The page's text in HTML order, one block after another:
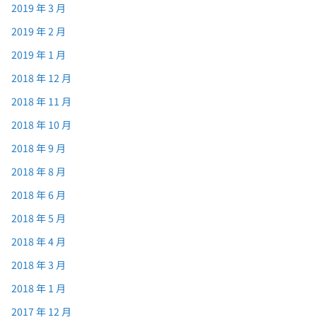
2019 年 3 月
2019 年 2 月
2019 年 1 月
2018 年 12 月
2018 年 11 月
2018 年 10 月
2018 年 9 月
2018 年 8 月
2018 年 6 月
2018 年 5 月
2018 年 4 月
2018 年 3 月
2018 年 1 月
2017 年 12 月